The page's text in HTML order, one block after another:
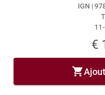
IGN |
€
shopping_cart